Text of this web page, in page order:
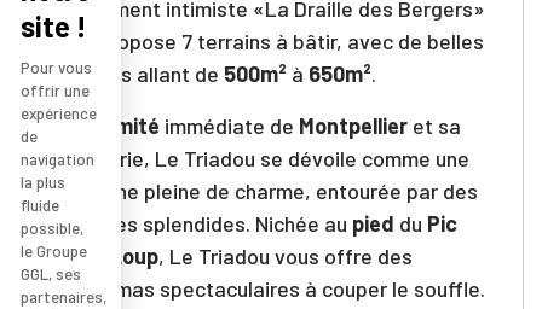
lotissement intimiste «La Draille des Bergers»
vous propose 7 terrains à bâtir, avec de belles
surfaces allant de 500m² à 650m².
Aproximité immédiate de Montpellier et sa
périphérie, Le Triadou se dévoile comme une
commune pleine de charme, entourée par des
garrigues splendides. Nichée au pied du Pic
Saint-Loup, Le Triadou vous offre des
panoramas spectaculaires à couper le souffle.
site !
Pour vous
offrir une
expérience
de
navigation
la plus
fluide
possible,
le Groupe
GGL, ses
partenaires,